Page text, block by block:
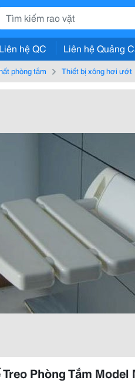
Liên hệ QC Liên hệ Quảng
phòng tắm Thiết bị xông hơi ướt
Phòng Tắm